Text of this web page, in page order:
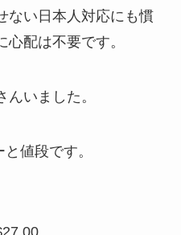
ない日本人対応にも慣
配は不要です。
んいました。
値段です。